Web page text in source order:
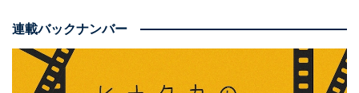
連載バックナンバー